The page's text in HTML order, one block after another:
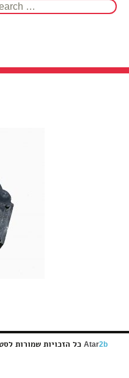
for:
כל הזכויות שמורות לסטודיו2עיצוב ובניית אתרים Atar2b